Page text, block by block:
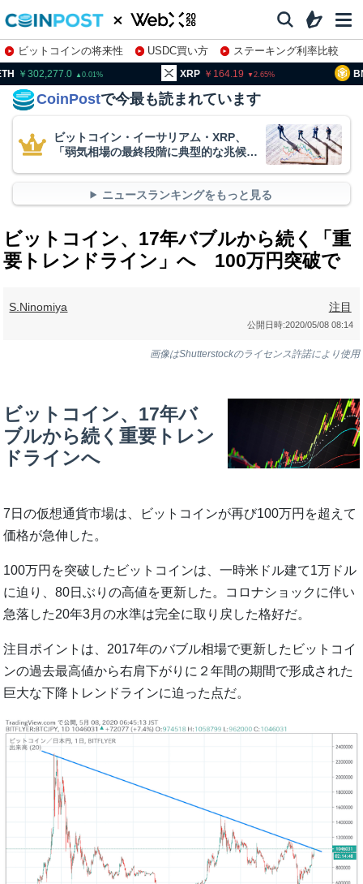
ビットコインの将来性 USDC買い方
ステーキング利率比較
株特集・関連銘柄
0.01 XRP 164.19 2.65 BNB
CoinPostで今最も読まれています
ビットコイン・イーサリアム・XRP、
「弱気相場の最終段階に典型的な兆候」
ニュースランキングをもっと見る
ビットコイン、17年バブルから続く「重
要トレンドライン」へ 100万円突破で
S.Ninomiya 注目
公開日時:2020/05/08 08:14
画像はShutterstockのライセンス許諾により使用
ビットコイン、17年バ
ブルから続く重要トレン
ドラインへ
7日の仮想通貨市場は、ビットコインが再び100万円を超えて
価格が急伸した。
100万円を突破したビットコインは、一時米ドル建て1万ドル
に迫り、80日ぶりの高値を更新した。コロナショックに伴い
急落した20年3月の水準は完全に取り戻した格好だ。
注目ポイントは、2017年のバブル相場で更新したビットコイ
ンの過去最高値から右肩下がりに２年間の期間で形成された
巨大な下降トレンドラインに迫った点だ。